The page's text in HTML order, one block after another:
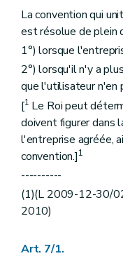
La convention qui
est résolue de plein
1°) lorsque
2°) lorsqu'il n'y a
que l'utilisateur n'en
[1 Le Roi peut
doivent figurer dans
l'entreprise agréée,
convention.]1
----------
(1)(L 2009-12-30/
2010)
Art. 7/1.